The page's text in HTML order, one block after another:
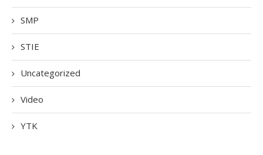
SMP
STIE
Uncategorized
Video
YTK